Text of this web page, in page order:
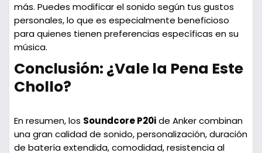
más. Puedes modificar el sonido según tus gustos
personales, lo que es especialmente beneficioso
para quienes tienen preferencias específicas en su
música.
Conclusión: ¿Vale la Pena Este
Chollo?
En resumen, los Soundcore P20ide Anker combinan
una gran calidad de sonido, personalización, duración
de batería extendida, comodidad, resistencia al